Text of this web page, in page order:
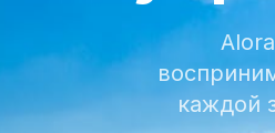
каждой